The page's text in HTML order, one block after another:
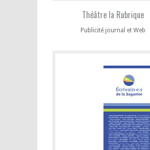
Théâtre la Rubrique
Publicité journal et Web